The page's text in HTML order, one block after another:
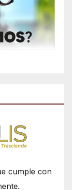
cumple con